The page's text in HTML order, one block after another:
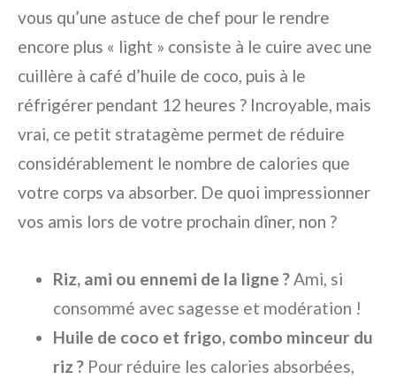
vous qu’une astuce de chef pour le rendre
encore plus « light » consiste à le cuire avec une
cuillère à café d’huile de coco, puis à le
réfrigérer pendant 12 heures ? Incroyable, mais
vrai, ce petit stratagème permet de réduire
considérablement le nombre de calories que
votre corps va absorber. De quoi impressionner
vos amis lors de votre prochain dîner, non ?
Riz, ami ou ennemi de la ligne ?Ami, si
consommé avec sagesse et modération !
Huile de coco et frigo, combo minceur du
riz ? Pour réduire les calories absorbées,